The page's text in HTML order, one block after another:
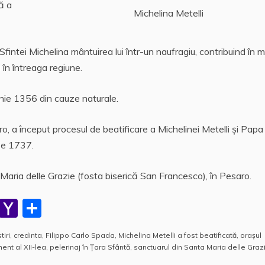
Michelina Metelli
a
Michelina mântuirea lui într-un naufragiu, contribuind în
întreaga regiune.
1356 din cauze naturale.
a început procesul de beatificare a Michelinei Metelli și Papa
1737.
delle Grazie (fosta biserică San Francesco), în Pesaro.
h
Y
a
h
a
rt
credinta Filippo Carlo Spada Michelina Metelli a fost beatificată oraşul
al XII-lea pelerinaj în Țara Sfântă sanctuarul din Santa Maria delle